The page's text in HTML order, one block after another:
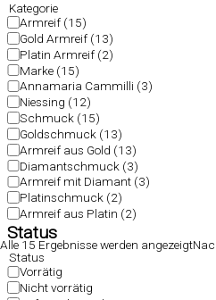
Alle 15 Ergebnisse werden angezeigt
Kategorie
Armreif (15)
Gold Armreif (13)
Platin Armreif (2)
Marke (15)
Annamaria Cammilli (3)
Niessing (12)
Schmuck (15)
Goldschmuck (13)
Armreif aus Gold (13)
Diamantschmuck (3)
Armreif mit Diamant (3)
Platinschmuck (2)
Armreif aus Platin (2)
Status
Status
Vorrätig
Nicht vorrätig